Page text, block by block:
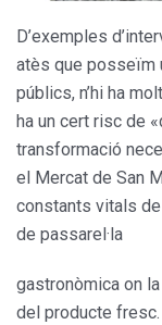
D’exemples
atès que posseïm
públics, n’hi ha
ha un cert risc de
transformació
el Mercat de San
constants vitals
de passarel·la
gastronòmica on
del producte fresc.